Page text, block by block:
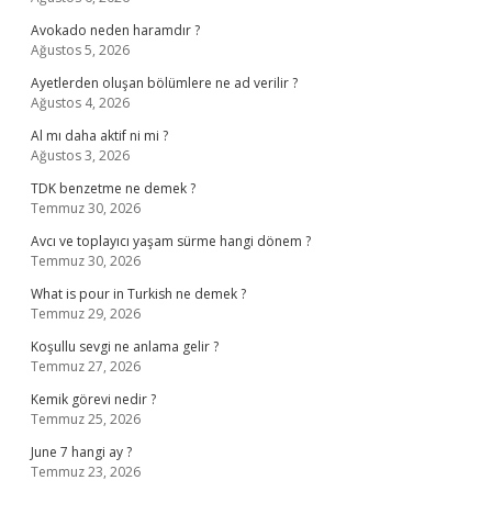
Avokado neden haramdır ?
Ağustos 5, 2026
Ayetlerden oluşan bölümlere ne ad verilir ?
Ağustos 4, 2026
Al mı daha aktif ni mi ?
Ağustos 3, 2026
TDK benzetme ne demek ?
Temmuz 30, 2026
Avcı ve toplayıcı yaşam sürme hangi dönem ?
Temmuz 30, 2026
What is pour in Turkish ne demek ?
Temmuz 29, 2026
Koşullu sevgi ne anlama gelir ?
Temmuz 27, 2026
Kemik görevi nedir ?
Temmuz 25, 2026
June 7 hangi ay ?
Temmuz 23, 2026